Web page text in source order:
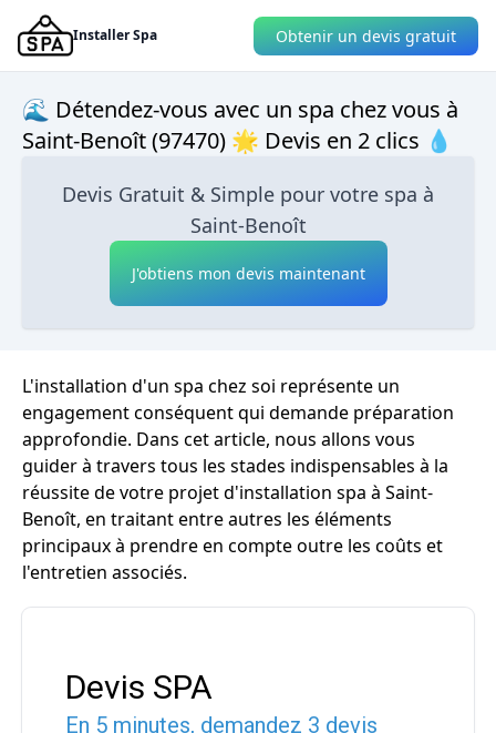
Installer Spa Obtenir un devis gratuit
🌊 Détendez-vous avec un spa chez vous à
Saint-Benoît (97470) 🌟 Devis en 2 clics 💧
Devis Gratuit & Simple pour votre spa à
Saint-Benoît
J'obtiens mon devis maintenant
L'installation d'un spa chez soi représente un
engagement conséquent qui demande préparation
approfondie. Dans cet article, nous allons vous
guider à travers tous les stades indispensables à la
réussite de votre projet d'installation spa à Saint-
Benoît, en traitant entre autres les éléments
principaux à prendre en compte outre les coûts et
l'entretien associés.
Devis SPA
En 5 minutes, demandez 3 devis